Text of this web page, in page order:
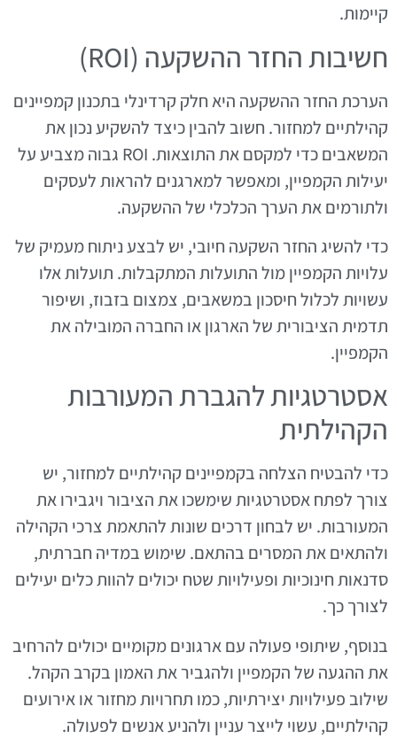
קיימות.
חשיבות החזר ההשקעה (ROI)
הערכת החזר ההשקעה היא חלק קרדינלי בתכנון קמפיינים
קהילתיים למחזור. חשוב להבין כיצד להשקיע נכון את
המשאבים כדי למקסם את התוצאות. ROI גבוה מצביע על
יעילות הקמפיין, ומאפשר למארגנים להראות לעסקים
ולתורמים את הערך הכלכלי של ההשקעה.
כדי להשיג החזר השקעה חיובי, יש לבצע ניתוח מעמיק של
עלויות הקמפיין מול התועלות המתקבלות. תועלות אלו
עשויות לכלול חיסכון במשאבים, צמצום בזבוז, ושיפור
תדמית הציבורית של הארגון או החברה המובילה את
הקמפיין.
אסטרטגיות להגברת המעורבות
הקהילתית
כדי להבטיח הצלחה בקמפיינים קהילתיים למחזור, יש
צורך לפתח אסטרטגיות שימשכו את הציבור ויגבירו את
המעורבות. יש לבחון דרכים שונות להתאמת צרכי הקהילה
ולהתאים את המסרים בהתאם. שימוש במדיה חברתית,
סדנאות חינוכיות ופעילויות שטח יכולים להוות כלים יעילים
לצורך כך.
בנוסף, שיתופי פעולה עם ארגונים מקומיים יכולים להרחיב
את ההגעה של הקמפיין ולהגביר את האמון בקרב הקהל.
שילוב פעילויות יצירתיות, כמו תחרויות מחזור או אירועים
קהילתיים, עשוי לייצר עניין ולהניע אנשים לפעולה.